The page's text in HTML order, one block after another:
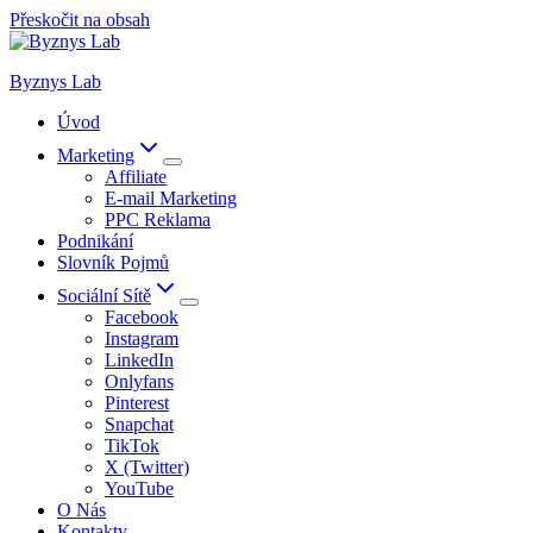
Přeskočit na obsah
Byznys Lab
Úvod
Marketing
Affiliate
E-mail Marketing
PPC Reklama
Podnikání
Slovník Pojmů
Sociální Sítě
Facebook
Instagram
LinkedIn
Onlyfans
Pinterest
Snapchat
TikTok
X (Twitter)
YouTube
O Nás